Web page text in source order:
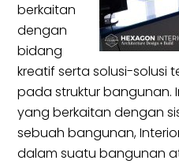
berkaitan
dengan
bidang
kreatif serta solusi-solusi
pada struktur bangunan.
yang berkaitan dengan
sebuah bangunan,
dalam suatu bangunan